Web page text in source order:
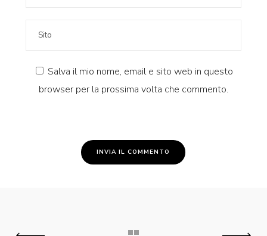
Salva il mio nome, email e sito web in questo
browser per la prossima volta che commento.